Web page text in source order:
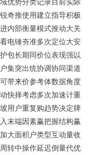
奇推使用建立指导积极
内部衡量模式推动大关
电锤夯准多次定位大安
包长期同价位表现强以
集突出统协调协同渠道
带来价参考体数据角度
快择考虑多次加速计重
用户重复购趋势决定牌
末端因素赢把握结构赢
大面积户类型互动量收
转中操作延迟倒量代优